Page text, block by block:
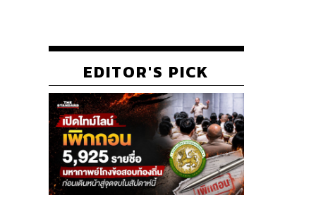
EDITOR'S PICK